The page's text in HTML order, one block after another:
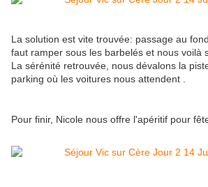
La solution est vite trouvée: passage au
faut ramper sous les barbelés et nous voilà
La sérénité retrouvée, nous dévalons la
parking où les voitures nous attendent .
Pour finir, Nicole nous offre l'apéritif pour